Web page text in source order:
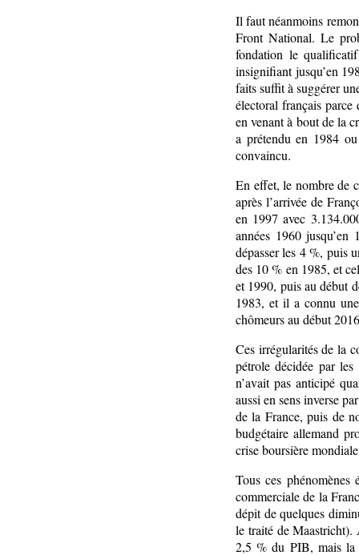
Il faut néanmoins
Front National. Le
fondation le
insignifiant jusqu’en
faits suffit à suggérer
électoral français
en venant à bout de la
a prétendu en 1984
convaincu.
En effet, le nombre de
après l’arrivée de
en 1997 avec
années 1960
dépasser les 4 %, puis
des 10 % en 1985, et
et 1990, puis au début
1983, et il a connu
chômeurs au début
Ces irrégularités de la
pétrole décidée par
n’avait pas anticipé
aussi en sens inverse
de la France, puis de
budgétaire allemand
crise boursière
Tous ces
commerciale de la
dépit de quelques
le traité de
2,5 % du PIB, mais